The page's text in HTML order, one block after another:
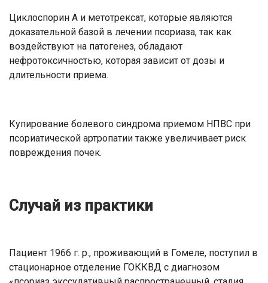
Циклоспорин А и метотрексат, которые являются
доказательной базой в лечении псориаза, так как
воздействуют на патогенез, обладают
нефротоксичностью, которая зависит от дозы и
длительности приема.
Купирование болевого синдрома приемом НПВС при
псориатической артропатии также увеличивает риск
повреждения почек.
Случай из практики
Пациент 1966 г. р., проживающий в Гомеле, поступил в
стационарное отделение ГОККВД с диагнозом